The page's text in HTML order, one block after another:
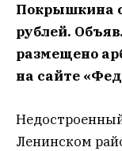
Покрышкина
рублей.
размещено
на сайте
Ленинском